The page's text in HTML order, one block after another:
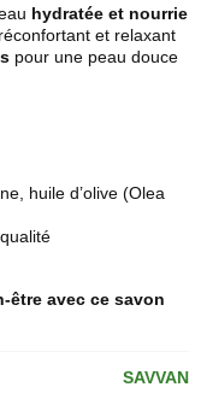
hydratée et nourrie
et relaxant
pour une peau douce
huile d’olive (Olea
être avec ce savon
SAVVAN